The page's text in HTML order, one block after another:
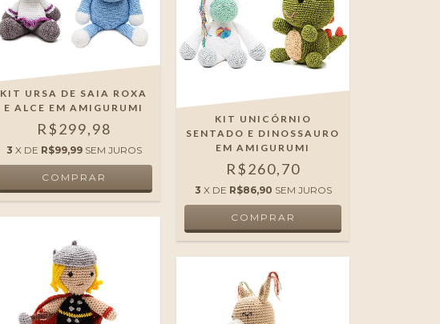
KIT URSA DE SAIA ROXA
E ALCE EM AMIGURUMI
R$299,98
3 X DE R$99,99 SEM JUROS
KIT UNICÓRNIO
SENTADO E DINOSSAURO
EM AMIGURUMI
R$260,70
3 X DE R$86,90 SEM JUROS